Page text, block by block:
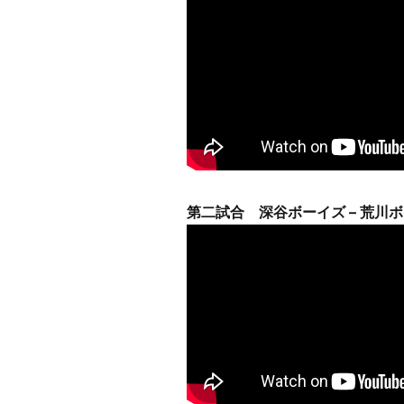
第二試合 深谷ボーイズ – 荒川